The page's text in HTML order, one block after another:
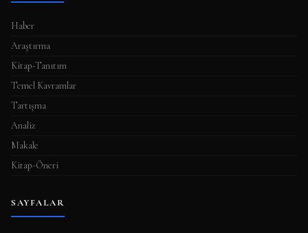
Haber
Araştırma
Kitap-Tanıtım
Temel Kavramlar
Tartışma
Analiz
Makale
Kitap-Öneri
SAYFALAR